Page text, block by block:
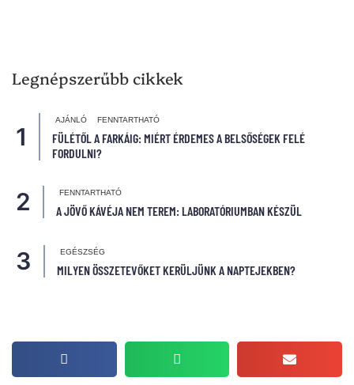
Legnépszerűbb cikkek
AJÁNLÓ FENNTARTHATÓ
FÜLÉTŐL A FARKÁIG: MIÉRT ÉRDEMES A BELSŐSÉGEK FELÉ
FORDULNI?
FENNTARTHATÓ
A JÖVŐ KÁVÉJA NEM TEREM: LABORATÓRIUMBAN KÉSZÜL
EGÉSZSÉG
MILYEN ÖSSZETEVŐKET KERÜLJÜNK A NAPTEJEKBEN?